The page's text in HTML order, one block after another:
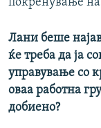
Лани беше
ќе треба да ја
управување со
оваа работна
добиено?